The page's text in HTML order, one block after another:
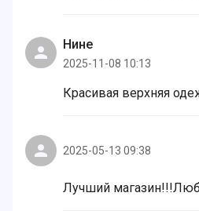
Нине
2025-11-08 10:13
Красивая верхняя
2025-05-13 09:38
Лучший